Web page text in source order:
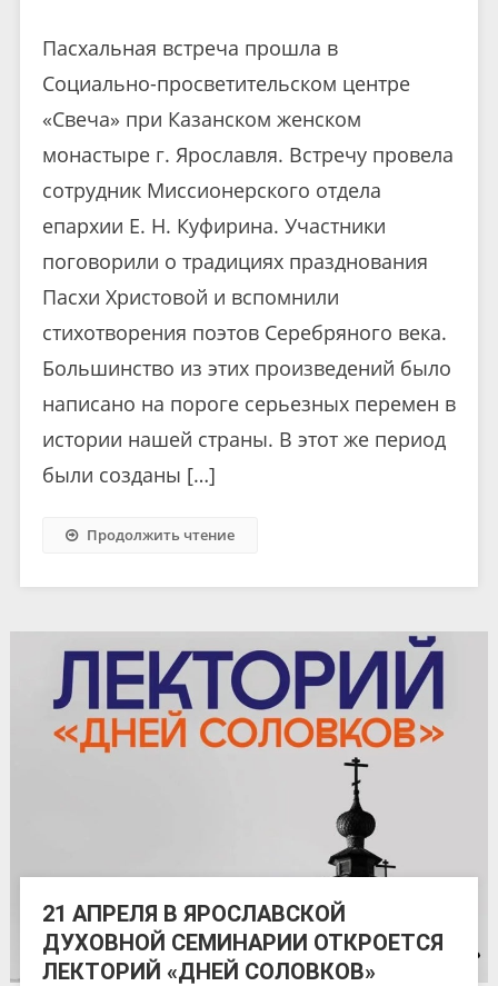
Пасхальная встреча прошла в
Социально-просветительском центре
«Свеча» при Казанском женском
монастыре г. Ярославля. Встречу провела
сотрудник Миссионерского отдела
епархии Е. Н. Куфирина. Участники
поговорили о традициях празднования
Пасхи Христовой и вспомнили
стихотворения поэтов Серебряного века.
Большинство из этих произведений было
написано на пороге серьезных перемен в
истории нашей страны. В этот же период
были созданы […]
Продолжить чтение
21 АПРЕЛЯ В ЯРОСЛАВСКОЙ
ДУХОВНОЙ СЕМИНАРИИ ОТКРОЕТСЯ
ЛЕКТОРИЙ «ДНЕЙ СОЛОВКОВ»